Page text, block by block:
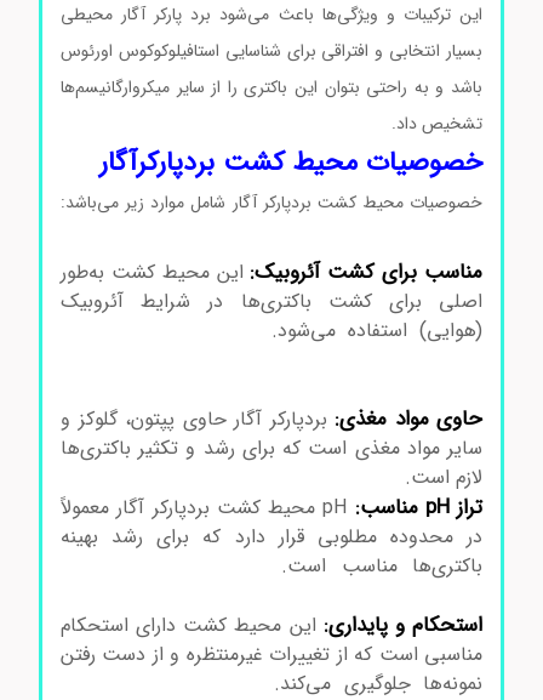
این ترکیبات و ویژگی‌ها باعث می‌شود برد پارکر آگار محیطی
بسیار انتخابی و افتراقی برای شناسایی استافیلوکوکوس اورئوس
باشد و به راحتی بتوان این باکتری را از سایر میکروارگانیسم‌ها
تشخیص داد.محیط کشت بردپارکرآگار کد105406
خصوصیات محیط کشت بردپارکرآگار
خصوصیات محیط کشت بردپارکر آگار شامل موارد زیر می‌باشد:
مناسب برای کشت آئروبیک:این محیط کشت به‌طور
اصلی برای کشت باکتری‌ها در شرایط آئروبیک
(هوایی) استفاده می‌شود.محیط کشت بردپارکرآگار
حاوی مواد مغذی:بردپارکر آگار حاوی پپتون، گلوکز و
سایر مواد مغذی است که برای رشد و تکثیر باکتری‌ها
لازم است.
تراز pH مناسب:
pH محیط کشت بردپارکر آگار معمولاً
در محدوده مطلوبی قرار دارد که برای رشد بهینه
باکتری‌ها مناسب است.محیط کشت بردپارکرآگار
استحکام و پایداری:این محیط کشت دارای استحکام
مناسبی است که از تغییرات غیرمنتظره و از دست رفتن
نمونه‌ها جلوگیری می‌کند.محیط کشت بردپارکرآگار